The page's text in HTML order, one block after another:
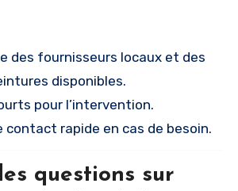
des fournisseurs locaux et des
disponibles.
pour l’intervention.
contact rapide en cas de besoin.
questions sur